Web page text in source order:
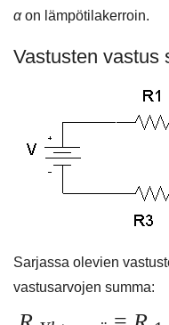
αon lämpötilakerroin.
Vastusten vastus
Sarjassa olevien
vastusarvojen summa: